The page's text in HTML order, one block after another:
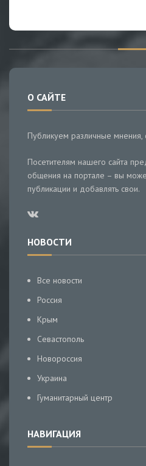
О САЙТЕ
Публикуем различные мнения,
Посетителям нашего сайта
общения на портале – вы
публикации и добавлять свои.
НОВОСТИ
Все новости
Россия
Крым
Севастополь
Новороссия
Украина
Гуманитарный центр
НАВИГАЦИЯ